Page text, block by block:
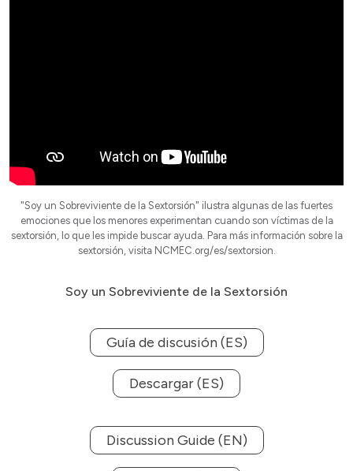
"Soy un Sobreviviente de la Sextorsión" ilustra algunas de las fuertes
emociones que los menores experimentan cuando son víctimas de la
sextorsión, lo que les impide buscar ayuda. Para más información sobre la
sextorsión, visita NCMEC.org/es/sextorsion.
Soy un Sobreviviente de la Sextorsión
Guía de discusión (ES)
Descargar (ES)
Discussion Guide (EN)